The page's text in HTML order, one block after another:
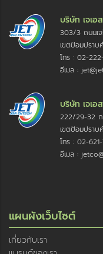
บริษัท เจเอ
303/3 ถนนเ
เขตป้อมปราบ
โทร : 02-
อีเมล :
บริษัท เจเอ
222/29-32 ถ
เขตป้อมปราบ
โทร : 02-
อีเมล :
แผนผังเว็บไซต์
เกี่ยวกับเรา